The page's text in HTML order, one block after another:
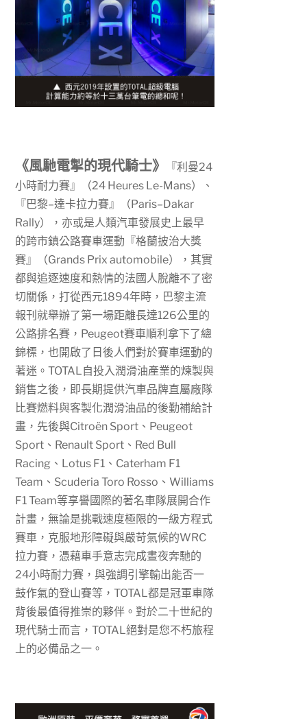
《風馳電掣的現代騎士》 『利曼24
小時耐力賽』（24 Heures Le-Mans）、
『巴黎–達卡拉力賽』（ Paris–Dakar
Rally），亦或是人類汽車發展史上最早
的跨市鎮公路賽車運動『格蘭披治大獎
賽』（Grands Prix automobile），其實
都與追逐速度和熱情的法國人脫離不了密
切關係，打從西元1894年時，巴黎主流
報刊就舉辦了第一場距離長達126公里的
公路排名賽， Peugeot賽車順利拿下了總
錦標，也開啟了日後人們對於賽車運動的
著迷。TOTAL自投入潤滑油產業的煉製與
銷售之後，即長期提供汽車品牌直屬廠隊
比賽燃料與客製化潤滑油品的後勤補給計
畫，先後與Citroën Sport 、 Peugeot
Sport 、 Renault Sport 、 Red Bull
Racing 、 Lotus F1 、 Caterham F1
Team 、 Scuderia Toro Rosso 、 Williams
F1 Team等享譽國際的著名車隊展開合作
計畫，無論是挑戰速度極限的一級方程式
賽車，克服地形障礙與嚴苛氣候的WRC
拉力賽，憑藉車手意志完成晝夜奔馳的
24小時耐力賽，與強調引擎輸出能否一
鼓作氣的登山賽等，TOTAL都是冠軍車隊
背後最值得推崇的夥伴。對於二十世紀的
現代騎士而言，TOTAL絕對是您不朽旅程
上的必備品之一。